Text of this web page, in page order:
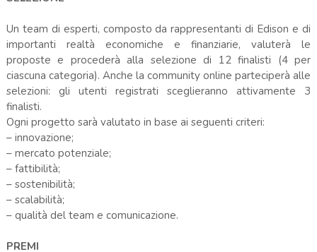
Un team di esperti, composto da rappresentanti di Edison e di
importanti realtà economiche e finanziarie, valuterà le
proposte e procederà alla selezione di 12 finalisti (4 per
ciascuna categoria). Anche la community online parteciperà alle
selezioni: gli utenti registrati sceglieranno attivamente 3
finalisti.
Ogni progetto sarà valutato in base ai seguenti criteri:
– innovazione;
– mercato potenziale;
– fattibilità;
– sostenibilità;
– scalabilità;
– qualità del team e comunicazione.
PREMI